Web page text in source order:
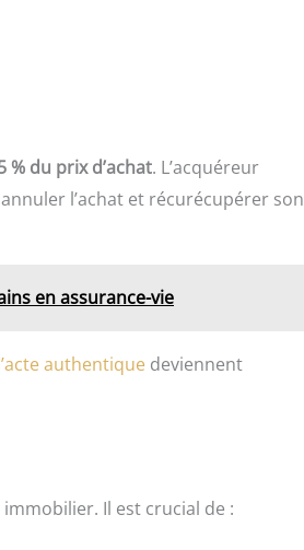
% du prix d’achat. L’acquéreur
l’achat et récurécupérer son
en assurance-vie
authentique deviennent
Il est crucial de :